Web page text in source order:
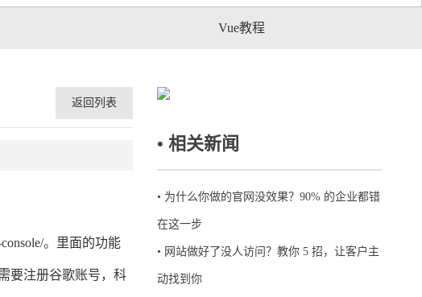
Vue教程
• 相关新闻
• 为什么你做的官网没效果？90% 的企业都错
在这一步
• 网站做好了没人访问？教你 5 招，让客户主
动找到你
返回列表
。里面的功能
要注册谷歌账号，科